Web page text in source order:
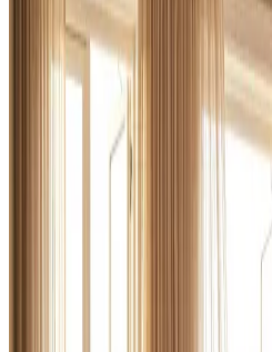
montering af store anlæg og
dokumenterede luftmængder.